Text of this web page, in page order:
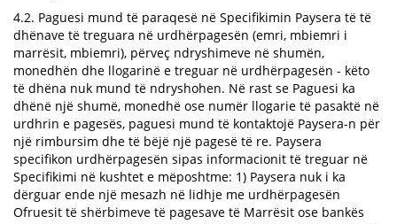
4.2. Paguesi mund të paraqesë në Specifikimin Paysera të të
dhënave të treguara në urdhërpagesën (emri, mbiemri i
marrësit, mbiemri), përveç ndryshimeve në shumën,
monedhën dhe llogarinë e treguar në urdhërpagesën - këto
të dhëna nuk mund të ndryshohen. Në rast se Paguesi ka
dhënë një shumë, monedhë ose numër llogarie të pasaktë në
urdhrin e pagesës, paguesi mund të kontaktojë Paysera-n për
një rimbursim dhe të bëjë një pagesë të re. Paysera
specifikon urdhërpagesën sipas informacionit të treguar në
Specifikimi në kushtet e mëposhtme: 1) Paysera nuk i ka
dërguar ende një mesazh në lidhje me urdhërpagesën
Ofruesit të shërbimeve të pagesave të Marrësit ose bankës